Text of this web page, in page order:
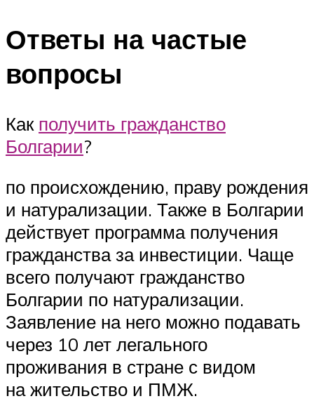
Ответы на частые
вопросы
Как получить гражданство
Болгарии?
по происхождению, праву рождения
и натурализации. Также в Болгарии
действует программа получения
гражданства за инвестиции. Чаще
всего получают гражданство
Болгарии по натурализации.
Заявление на него можно подавать
через 10 лет легального
проживания в стране с видом
на жительство и ПМЖ.